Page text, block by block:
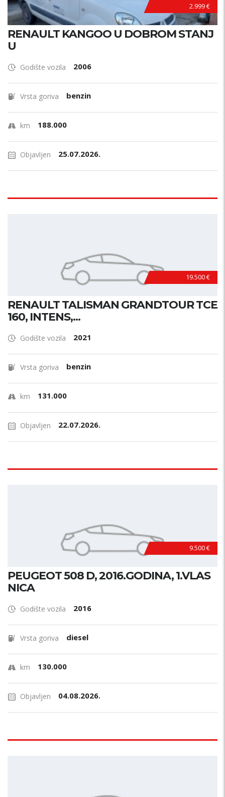
2.999 €
RENAULT KANGOO U DOBROM STANJ
U
Godište vozila 2006
Vrsta goriva benzin
km 188.000
Objavljen 25.07.2026.
19.500 €
RENAULT TALISMAN GRANDTOUR TCE
160, INTENS,...
Godište vozila 2021
Vrsta goriva benzin
km 131.000
Objavljen 22.07.2026.
9.500 €
PEUGEOT 508 D, 2016.GODINA, 1.VLAS
NICA
Godište vozila 2016
Vrsta goriva diesel
km 130.000
Objavljen 04.08.2026.